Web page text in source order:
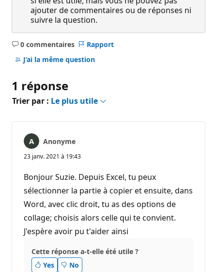
ajouter de commentaires ou de réponses ni
suivre la question.
0 commentaires
Aucun
commentaire
Rapport
J’ai la même question
1 réponse
Trier par : Le plus utile
Anonyme
23 janv. 2021 à 19:43
Bonjour Suzie. Depuis Excel, tu peux
sélectionner la partie à copier et ensuite, dans
Word, avec clic droit, tu as des options de
collage; choisis alors celle qui te convient.
J'espère avoir pu t'aider ainsi
Cette réponse a-t-elle été utile ?
Yes
No